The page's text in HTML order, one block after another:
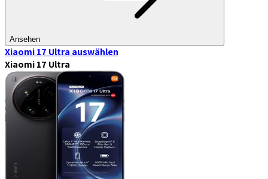
Ansehen
Xiaomi 17 Ultra auswählen
Xiaomi 17 Ultra